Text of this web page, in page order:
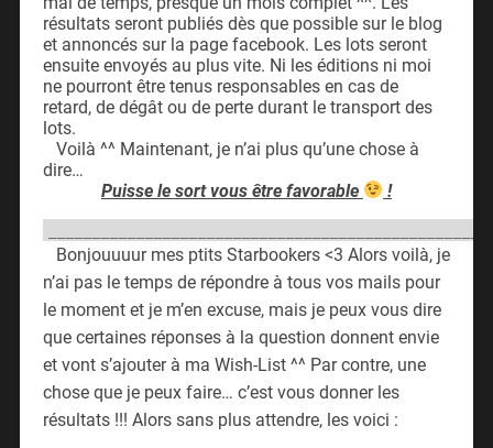
résultats seront publiés dès que possible sur le blog
et annoncés sur la page facebook. Les lots seront
ensuite envoyés au plus vite. Ni les éditions ni moi
ne pourront être tenus responsables en cas de
retard, de dégât ou de perte durant le transport des
lots.
Voilà ^^ Maintenant, je n’ai plus qu’une chose à
dire…
Puisse le sort vous être favorable
!
Bonjouuuur mes ptits Starbookers <3 Alors voilà, je
n’ai pas le temps de répondre à tous vos mails pour
le moment et je m’en excuse, mais je peux vous dire
que certaines réponses à la question donnent envie
et vont s’ajouter à ma Wish-List ^^ Par contre, une
chose que je peux faire… c’est vous donner les
résultats !!! Alors sans plus attendre, les voici :